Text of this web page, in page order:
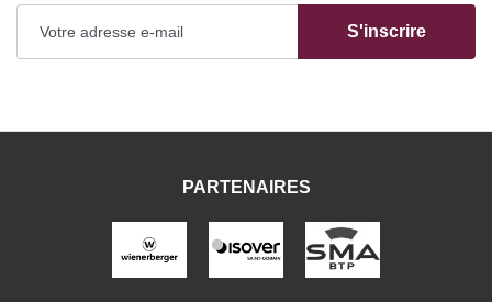
S'inscrire
PARTENAIRES